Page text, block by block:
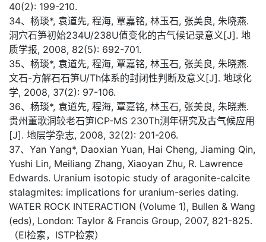
40(2): 199-210.
34、杨琰*, 袁道先, 程海, 覃嘉铭, 林玉石, 张美良, 朱晓燕.
洞穴石笋初始234U/238U值变化的古气候记录意义[J]. 地
质学报, 2008, 82(5): 692-701.
35、杨琰*, 袁道先, 程海, 覃嘉铭, 林玉石, 张美良, 朱晓燕.
文石-方解石石笋U/Th体系的封闭性判断及意义[J]. 地球化
学, 2008, 37(2): 97-106.
36、杨琰*, 袁道先, 程海, 覃嘉铭, 林玉石, 张美良, 朱晓燕.
贵州董歌洞较老石笋ICP-MS 230Th测年研究及古气候应用
[J]. 地层学杂志, 2008, 32(2): 201-206.
37、Yan Yang*, Daoxian Yuan, Hai Cheng, Jiaming Qin,
Yushi Lin, Meiliang Zhang, Xiaoyan Zhu, R. Lawrence
Edwards. Uranium isotopic study of aragonite-calcite
stalagmites: implications for uranium-series dating.
WATER ROCK INTERACTION (Volume 1), Bullen & Wang
(eds), London: Taylor & Francis Group, 2007, 821-825.
（EI检索，ISTP检索）